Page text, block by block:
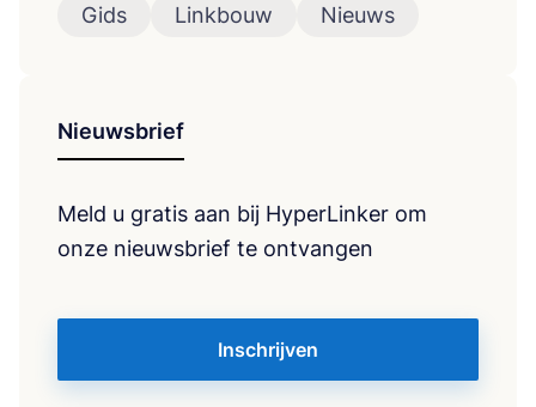
Gids
Linkbouw Nieuws
Nieuwsbrief
Meld u gratis aan bij HyperLinker om
onze nieuwsbrief te ontvangen
Inschrijven